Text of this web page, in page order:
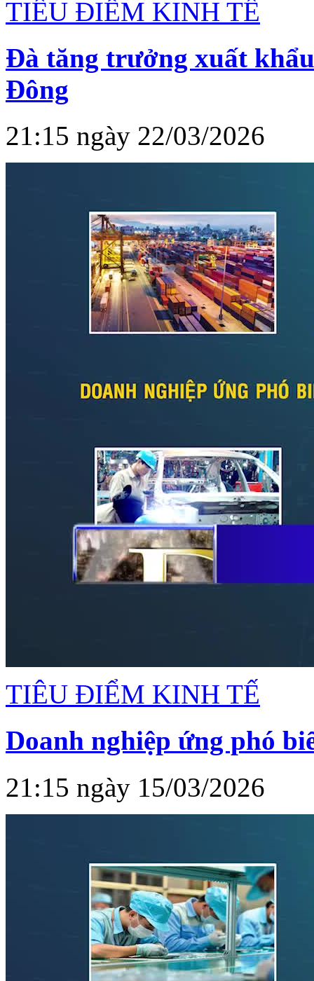
TIÊU ĐIỂM KINH TẾ
Đà tăng trưởng xuất
Đông
21:15 ngày 22/03/2026
TIÊU ĐIỂM KINH TẾ
Doanh nghiệp ứng phó
21:15 ngày 15/03/2026